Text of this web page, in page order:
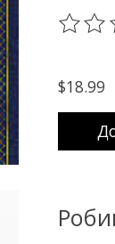
The
$18.99